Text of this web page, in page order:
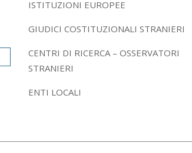
ISTITUZIONI EUROPEE
GIUDICI COSTITUZIONALI STRANIERI
CENTRI DI RICERCA – OSSERVATORI
STRANIERI
ENTI LOCALI